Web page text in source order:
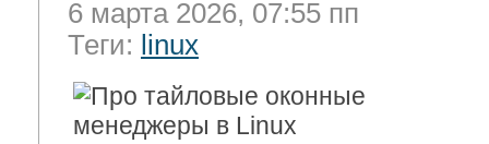
6 марта 2026, 07:55 пп
Теги: linux